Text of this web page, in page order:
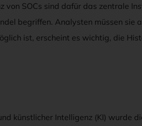
von SOCs sind dafür das zentrale
begriffen. Analysten müssen sie
ist, erscheint es wichtig, die
künstlicher Intelligenz (KI) wurde